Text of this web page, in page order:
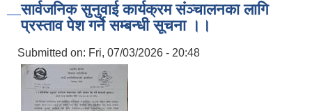
सार्वजनिक सुनुवाई कार्यक्रम संञ्चालनका लागि
प्रस्ताव पेश गर्ने सम्बन्धी सूचना ।।
Submitted on: Fri, 07/03/2026 - 20:48